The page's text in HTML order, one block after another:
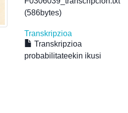
(586bytes)
Transkripzioa
Transkripzioa
probabilitateekin ikusi